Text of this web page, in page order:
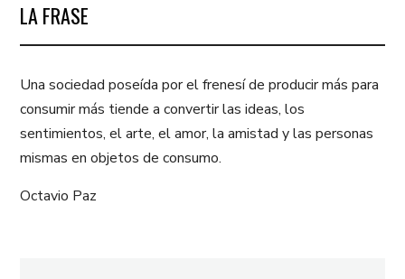
LA FRASE
Una sociedad poseída por el frenesí de producir más para
consumir más tiende a convertir las ideas, los
sentimientos, el arte, el amor, la amistad y las personas
mismas en objetos de consumo.
Octavio Paz